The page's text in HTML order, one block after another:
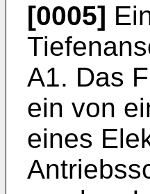
[0005]
A1. Das
ein von
eines